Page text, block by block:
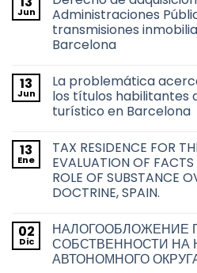
Jun
Administraciones
transmisiones
Barcelona
comentarios
en
Derecho
de
de
las
Administraciones
Públicas
sobre
las
en
la
ciudad
de
Barcelona
13
Jun
La problemática
los títulos habilitantes
turístico en Barcelona
comentarios
en
La
problemática
acerca
de
de
los
títulos
habilitantes
13
Ene
TAX RESIDENCE FOR
EVALUATION OF
ROLE OF SUBSTANCE
DOCTRINE, SPAIN.
comentarios
en
TAX
RESIDENCE
02
Dic
НАЛОГООБЛОЖЕНИЕ
СОБСТВЕННОСТИ
АВТОНОМНОГО